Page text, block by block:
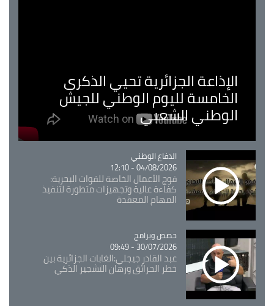
الإذاعة الجزائرية تحيي الذكرى
الخامسة لليوم الوطني للجيش
الوطني الشعبي
Catégorie
الدفاع الوطني
04/08/2026 - 12:10
فوج الأعمال الخاصة للقوات البحرية:
كفاءة عالية وتجهيزات متطورة لتنفيذ
المهام المعقدة
Catégorie
حصص وبرامج
30/07/2026 - 09:49
عبد القادر جيجلي:الغابات الجزائرية بين
خطر الحرائق ورهان التشجير الذكي